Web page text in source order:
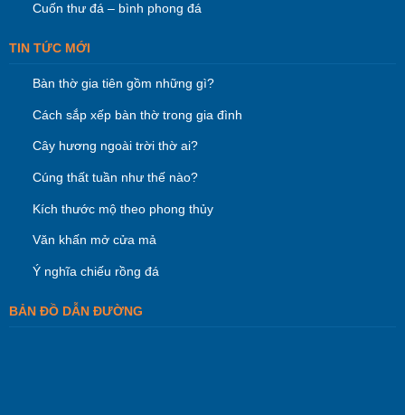
Cuốn thư đá – bình phong đá
TIN TỨC MỚI
Bàn thờ gia tiên gồm những gì?
Cách sắp xếp bàn thờ trong gia đình
Cây hương ngoài trời thờ ai?
Cúng thất tuần như thế nào?
Kích thước mộ theo phong thủy
Văn khấn mở cửa mả
Ý nghĩa chiếu rồng đá
BẢN ĐỒ DẪN ĐƯỜNG